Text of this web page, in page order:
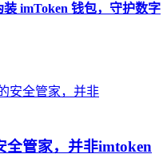
imToken 钱包，守护数字
全管家，并非imtoken